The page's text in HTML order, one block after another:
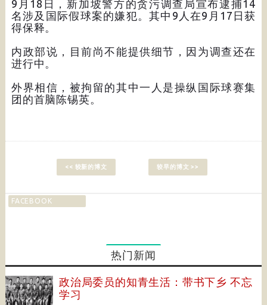
9月18日，新加坡警方的贪污调查局宣布逮捕14
名涉及国际假球案的嫌犯。其中9人在9月17日获
得保释。
内政部说，目前尚不能提供细节，因为调查还在
进行中。
外界相信，被拘留的其中一人是操纵国际球赛集
团的首脑陈锡英。
<< 较新的博文 较早的博文 >>
FACEBOOK
热门新闻
政治局委员的知青生活：带书下乡 不忘
学习